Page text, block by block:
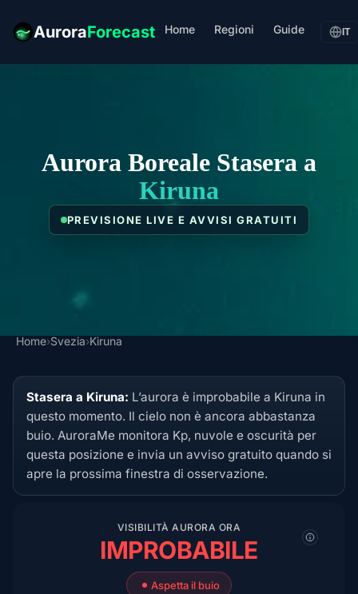
AuroraForecast Home Regioni Guide IT
Aurora Boreale Stasera a
Kiruna
PREVISIONE LIVE E AVVISI GRATUITI
Home›Svezia›Kiruna
Stasera a Kiruna: L’aurora è improbabile a Kiruna in
questo momento. Il cielo non è ancora abbastanza
buio. AuroraMe monitora Kp, nuvole e oscurità per
questa posizione e invia un avviso gratuito quando si
apre la prossima finestra di osservazione.
VISIBILITÀ AURORA ORA
IMPROBABILE
Aspetta il buio